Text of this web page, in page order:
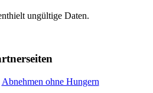
ungültige Daten.
Abnehmen ohne Hungern